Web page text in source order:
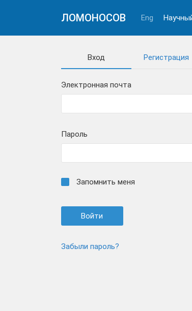
ЛОМОНОСОВ Eng
Вход Регистрация
Электронная почта
Пароль
Запомнить меня
Забыли пароль?